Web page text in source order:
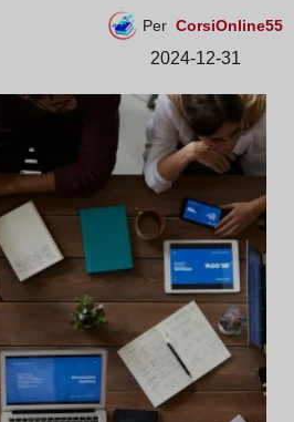
Per CorsiOnline55
2024-12-31